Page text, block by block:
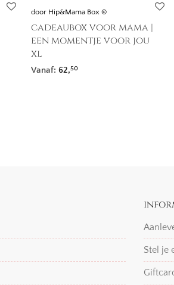
44,95.
door Hip&Mama Box ©
cadeaubox voor mama |
een momentje voor jou
xl
Vanaf: 62,50
Stel je